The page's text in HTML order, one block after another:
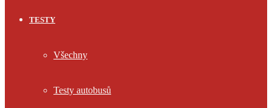
TESTY
Všechny
Testy autobusů